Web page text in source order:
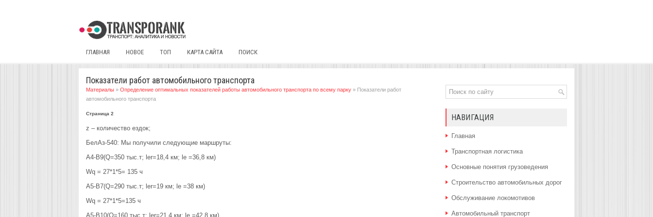
ГЛАВНАЯ НОВОЕ ТОП КАРТА САЙТА ПОИСК
Показатели работ автомобильного транспорта
Материалы » Определение оптимальных показателей работы автомобильного транспорта по всему парку » Показатели работ
автомобильного транспорта
Страница 2
z – количество ездок;
БелАз-540: Мы получили следующие маршруты:
А4-В9(Q=350 тыс.т; ler=18,4 км; le =36,8 км)
Wq = 27*1*5= 135 ч
А5-В7(Q=290 тыс.т; ler=19 км; le =38 км)
Wq = 27*1*5=135 ч
А5-В10(Q=160 тыс.т; ler=21,4 км; le =42,8 км)
НАВИГАЦИЯ
Главная
Транспортная логистика
Основные понятия грузоведения
Строительство автомобильных дорог
Обслуживание локомотивов
Автомобильный транспорт